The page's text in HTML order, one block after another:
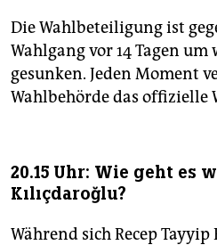
Die Wahlbeteiligung ist
Wahlgang vor 14 Tagen
gesunken. Jeden Moment
Wahlbehörde das offizielle
20.15 Uhr: Wie geht es
Kılıçdaroğlu?
Während sich Recep